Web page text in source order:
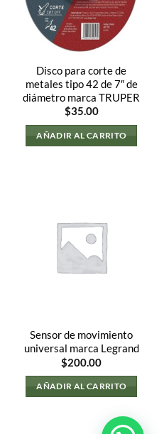
Disco para corte de
metales tipo 42 de 7″ de
diámetro marca TRUPER
$35.00
AÑADIR AL CARRITO
Sensor de movimiento
universal marca Legrand
$200.00
AÑADIR AL CARRITO